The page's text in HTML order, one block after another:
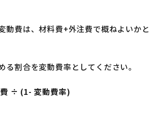
動費は、材料費+外注費で概ねよいかと
る割合を変動費率としてください。
÷ (1- 変動費率)